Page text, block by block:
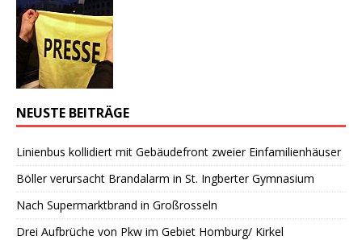
NEUSTE BEITRÄGE
Linienbus kollidiert mit Gebäudefront zweier Einfamilienhäuser
Böller verursacht Brandalarm in St. Ingberter Gymnasium
Nach Supermarktbrand in Großrosseln
Drei Aufbrüche von Pkw im Gebiet Homburg/ Kirkel